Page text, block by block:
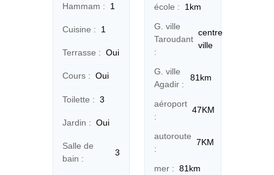
Hammam : 1
Cuisine : 1
Terrasse : Oui
Cours : Oui
Toilette : 3
Jardin : Oui
Salle de
bain :
3
école :
1km
G. ville
Taroudant
:
centre
ville
G. ville
Agadir :
81km
aéroport
:
47KM
autoroute
:
7KM
mer : 81km